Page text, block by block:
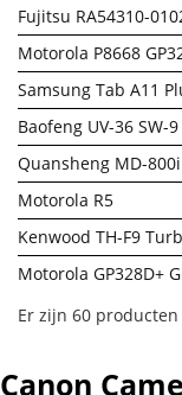
Fujitsu RA54310-
Motorola P8668
Samsung Tab A11
Baofeng UV-36 SW-
Quansheng MD-
Motorola R5
Kenwood TH-F9
Motorola GP328D+
Er zijn 60 producten
Canon